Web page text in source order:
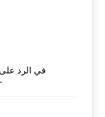
في الرد
٣